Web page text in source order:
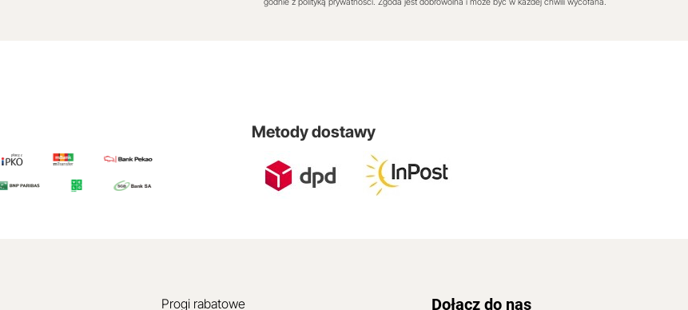
Metody dostawy
Progi rabatowe Dołącz do nas